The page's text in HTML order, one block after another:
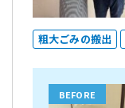
粗大ごみの搬出
BEFORE